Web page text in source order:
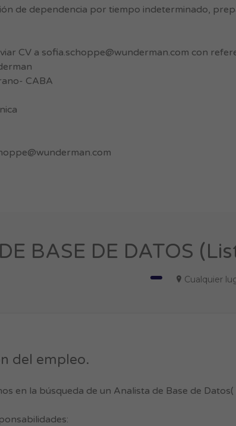
de dependencia por tiempo indeterminado,
CV a sofia.schoppe@wunderman.com con
CABA
BASE DE DATOS
Cualquier
del empleo.
en la búsqueda de un Analista de Base de